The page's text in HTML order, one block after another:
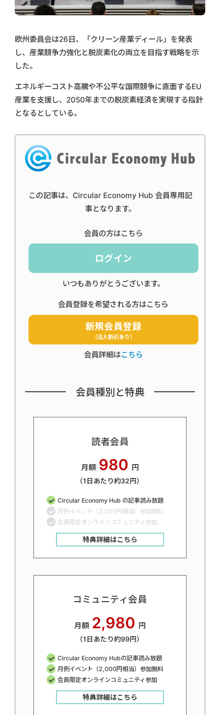
欧州委員会は26日、「クリーン産業ディール」を発表
し、産業競争力強化と脱炭素化の両立を目指す戦略を示
した。
エネルギーコスト高騰や不公平な国際競争に直面するEU
産業を支援し、2050年までの脱炭素経済を実現する指針
となるとしている。
この記事は、Circular Economy Hub 会員専用記
事となります。
会員の方はこちら
ログイン
いつもありがとうございます。
会員登録を希望される方はこちら
新規会員登録
（法人割引あり）
会員詳細はこちら
会員種別と特典
読者会員
月額 980 円
（1日あたり約32円）
Circular Economy Hub の記事読み放題
月例イベント（2,000円相当）参加無料
会員限定オンラインコミュニティ参加
特典詳細はこちら
コミュニティ会員
月額 2,980 円
（1日あたり約99円）
Circular Economy Hubの記事読み放題
月例イベント（2,000円相当）参加無料
会員限定オンラインコミュニティ参加
特典詳細はこちら